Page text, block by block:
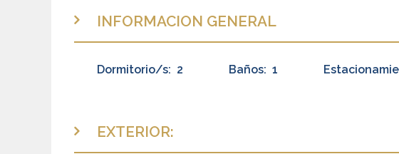
INFORMACION GENERAL
Dormitorio/s: 2 Baños: 1
EXTERIOR: